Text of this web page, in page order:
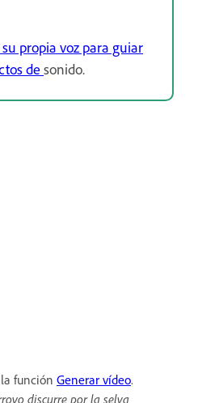
propia voz para guiar
de sonido.
función Generar vídeo.
discurre por la selva